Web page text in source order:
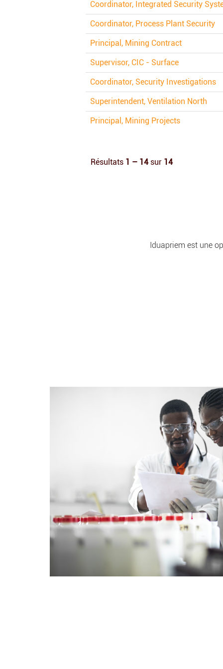
Coordinator, Integrated Security
Coordinator, Process Plant Security
Principal, Mining Contract
Supervisor, CIC - Surface
Coordinator, Security Investigations
Superintendent, Ventilation North
Principal, Mining Projects
Résultats 1 – 14sur 14
Iduapriem est une